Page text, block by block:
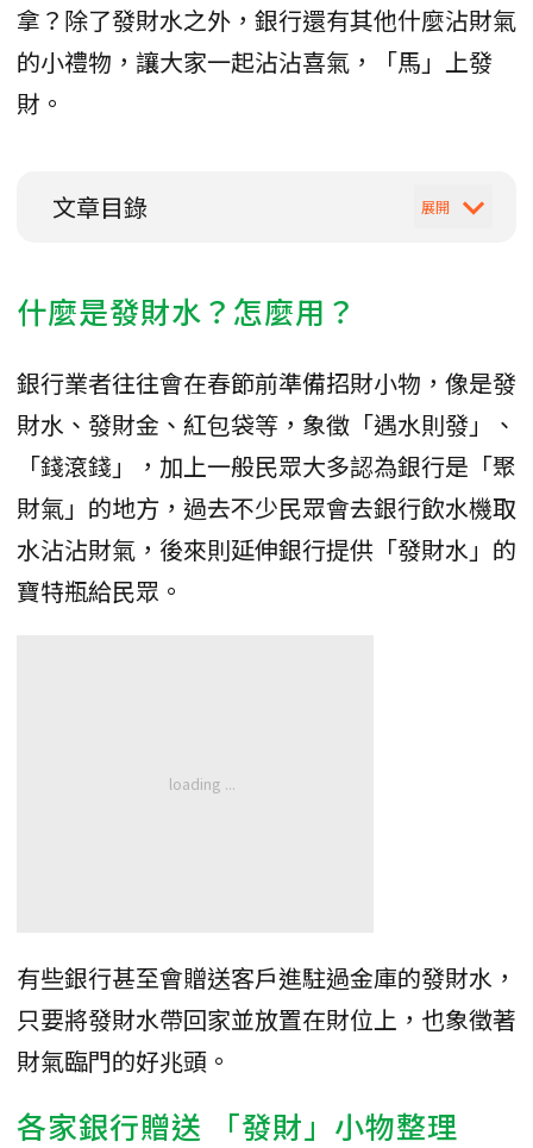
拿？除了發財水之外，銀行還有其他什麼沾財氣
的小禮物，讓大家一起沾沾喜氣，「馬」上發
財。
文章目錄
什麼是發財水？怎麼用？
銀行業者往往會在春節前準備招財小物，像是發
財水、發財金、紅包袋等，象徵「遇水則發」、
「錢滾錢」，加上一般民眾大多認為銀行是「聚
財氣」的地方，過去不少民眾會去銀行飲水機取
水沾沾財氣，後來則延伸銀行提供「發財水」的
寶特瓶給民眾。
有些銀行甚至會贈送客戶進駐過金庫的發財水，
只要將發財水帶回家並放置在財位上，也象徵著
財氣臨門的好兆頭。
各家銀行贈送 「發財」小物整理